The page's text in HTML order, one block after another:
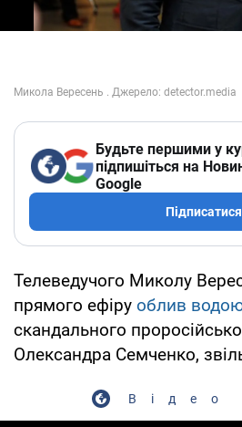
Будьте першими у
підпишіться на
Google
Підписатися
Телеведучого Миколу
прямого ефіру облив
скандального
Олександра Семченко,
Відео